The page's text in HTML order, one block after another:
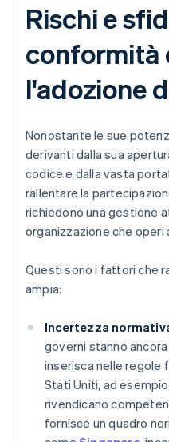
Rischi e
conformità
l'adozione
Nonostante le sue
derivanti dalla sua
codice e dalla vasta
rallentare la
richiedono una gestione
organizzazione che
Questi sono i fattori che
ampia:
Incertezza
governi stanno
inserisca nelle regole
Stati Uniti, ad
rivendicano
fornisce un quadro